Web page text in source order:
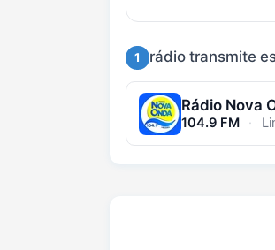
1 rádio transmite
Rádio Nova
104.9 FM ·